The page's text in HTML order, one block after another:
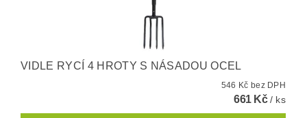
VIDLE RYCÍ 4 HROTY S NÁSADOU OCEL
546 Kč bez DPH
661 Kč/ ks